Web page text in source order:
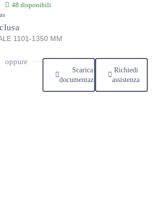
48 disponibili
1101-1350 MM
oppure
Scarica
documentazione
Richiedi
assistenza